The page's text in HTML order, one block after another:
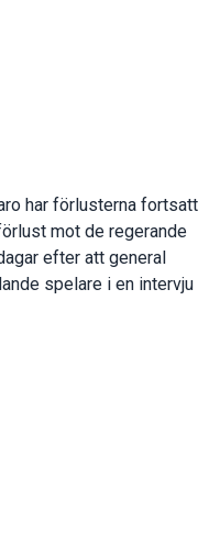
har förlusterna fortsatt
mot de regerande
efter att general
spelare i en intervju